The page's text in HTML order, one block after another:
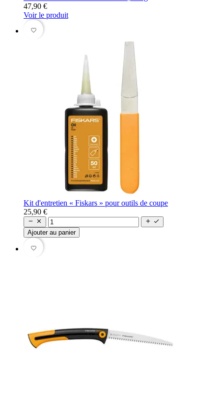
47,90 €
Voir le produit
favorite_border
Kit d'entretien « Fiskars » pour outils de coupe
25,90 €
   
Ajouter au panier
favorite_border